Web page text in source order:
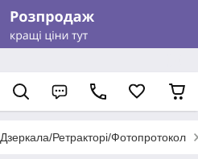
Дзеркала/Ретракторі/Фотопротокол